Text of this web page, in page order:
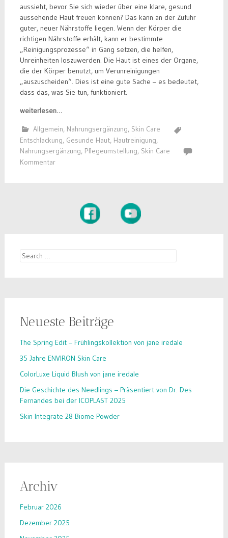
aussieht, bevor Sie sich wieder über eine klare, gesund
aussehende Haut freuen können? Das kann an der Zufuhr
guter, neuer Nährstoffe liegen. Wenn der Körper die
richtigen Nährstoffe erhält, kann er bestimmte
„Reinigungsprozesse“ in Gang setzen, die helfen,
Unreinheiten loszuwerden. Die Haut ist eines der Organe,
die der Körper benutzt, um Verunreinigungen
„auszuscheiden“. Dies ist eine gute Sache – es bedeutet,
dass das, was Sie tun, funktioniert.
weiterlesen…
Allgemein, Nahrungsergänzung, Skin Care
Entschlackung, Gesunde Haut, Hautreinigung,
Nahrungsergänzung, Pflegeumstellung, Skin Care
Kommentar
Search
Neueste Beiträge
The Spring Edit – Frühlingskollektion von jane iredale
35 Jahre ENVIRON Skin Care
ColorLuxe Liquid Blush von jane iredale
Die Geschichte des Needlings – Präsentiert von Dr. Des
Fernandes bei der ICOPLAST 2025
Skin Integrate 28 Biome Powder
Archiv
Februar 2026
Dezember 2025